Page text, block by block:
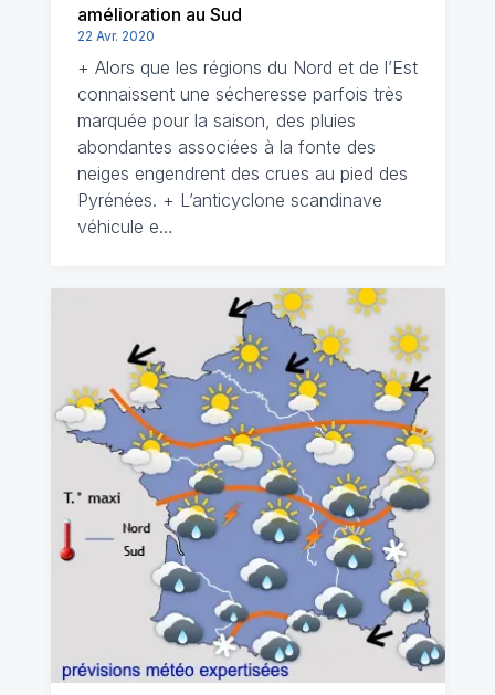
amélioration au Sud
22 Avr. 2020
+ Alors que les régions du Nord et de l’Est
connaissent une sécheresse parfois très
marquée pour la saison, des pluies
abondantes associées à la fonte des
neiges engendrent des crues au pied des
Pyrénées. + L’anticyclone scandinave
véhicule e…